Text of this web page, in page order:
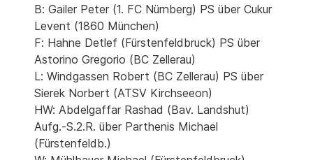
B: Gailer Peter (1. FC Nürnberg) PS über Cukur
Levent (1860 München)
F: Hahne Detlef (Fürstenfeldbruck) PS über
Astorino Gregorio (BC Zellerau)
L: Windgassen Robert (BC Zellerau) PS über
Sierek Norbert (ATSV Kirchseeon)
HW: Abdelgaffar Rashad (Bav. Landshut)
Aufg.-S.2.R. über Parthenis Michael
(Fürstenfeldb.)